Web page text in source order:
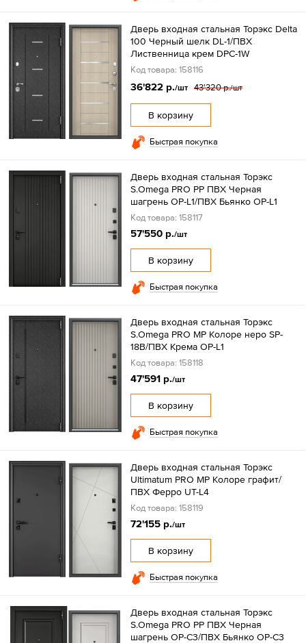
Дверь входная стальная Торэкс Delta
100 Черный шелк DL-1/ПВХ
Лиственница крем DPC-1W
Код товара: 158116
36'822 р./шт 43'320 р./шт
В корзину
Быстрая покупка
Дверь входная стальная Торэкс
S.Omega PRO PP ПВХ Черная
шагрень OP-L1/ПВХ Бьянко OP-L1
Код товара: 158117
57'550 р./шт
В корзину
Быстрая покупка
Дверь входная стальная Торэкс
S.Omega PRO MP Колоре неро SP-
18B/ПВХ Крема OP-L1
Код товара: 158118
47'591 р./шт
В корзину
Быстрая покупка
Дверь входная стальная Торэкс
Ultimatum PRO MP Колоре графит/
ПВХ Ферро UT-L4
Код товара: 158119
72'155 р./шт
В корзину
Быстрая покупка
Дверь входная стальная Торэкс
S.Omega PRO PP ПВХ Черная
шагрень OP-С3/ПВХ Бьянко OP-С3